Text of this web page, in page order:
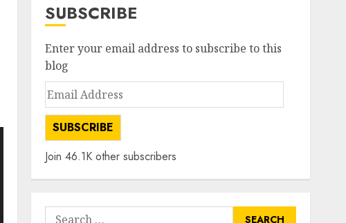
SUBSCRIBE
Enter your email address to subscribe to this
blog
Email
Address
SUBSCRIBE
Join 46.1K other subscribers
Search